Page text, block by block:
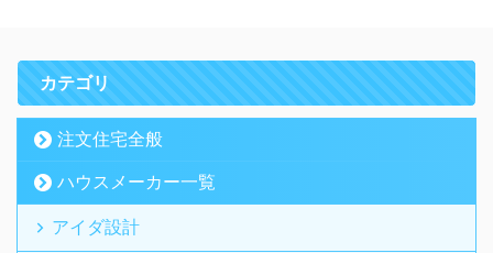
カテゴリ
注文住宅全般
ハウスメーカー一覧
アイダ設計